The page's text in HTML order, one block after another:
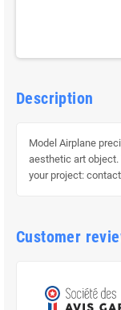
Description
Model Airplane
aesthetic art object.
your project:
Customer